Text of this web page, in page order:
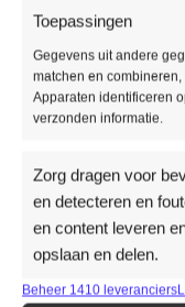
Toepassingen
Gegevens uit andere
matchen en
Apparaten identificeren
verzonden informatie.
Zorg dragen voor
en detecteren en
en content leveren
opslaan en delen.
Beheer 1410 leveranciers
Aanvullende
De Vivafloors collectie
ruimte.